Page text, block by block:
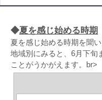
◆夏を感じ始める時期
夏を感じ始める時期を聞
地域別にみると、6月下旬
ことがうかがえます。br>